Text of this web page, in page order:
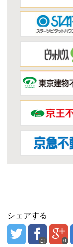
シェアする
0